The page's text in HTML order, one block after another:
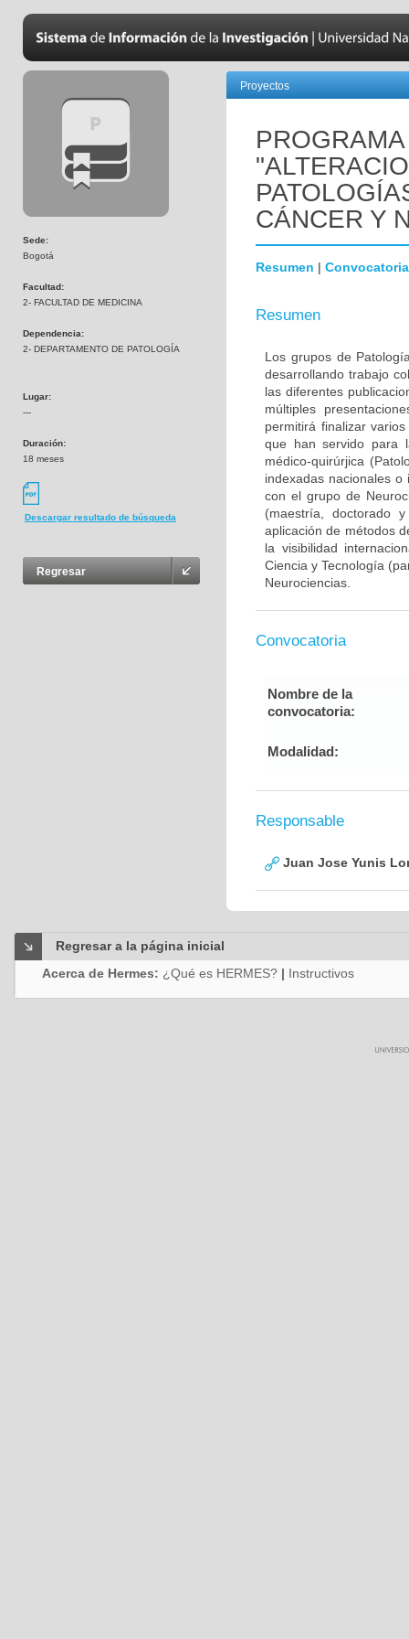
Sede:
Bogotá
Facultad:
2- FACULTAD DE MEDICINA
Dependencia:
2- DEPARTAMENTO DE PATOLOGÍA
Lugar:
---
Duración:
18 meses
Descargar resultado de búsqueda
Regresar
Proyectos
CÁNCER Y
Resumen | Convocatoria
Resumen
Los grupos de
desarrollando trabajo
las diferentes
múltiples
permitirá finalizar
que han servido para
médico-quirúrjica
indexadas nacionales
con el grupo de
(maestría, doctorado
aplicación de métodos
la visibilidad
Ciencia y Tecnología
Neurociencias.
Convocatoria
Nombre de la
convocatoria:
Modalidad:
Responsable
Juan Jose Yunis
Regresar a la página inicial
Acerca de Hermes: ¿Qué es HERMES? | Instructivos